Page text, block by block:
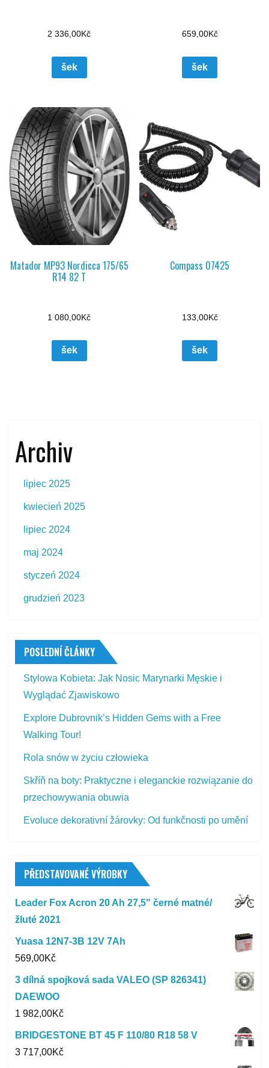
2 336,00Kč
šek
659,00Kč
šek
Matador MP93 Nordicca 175/65
R14 82 T
1 080,00Kč
šek
Compass 07425
133,00Kč
šek
Archiv
lipiec 2025
kwiecień 2025
lipiec 2024
maj 2024
styczeń 2024
grudzień 2023
POSLEDNÍ ČLÁNKY
Stylowa Kobieta: Jak Nosic Marynarki Męskie i
Wyglądać Zjawiskowo
Explore Dubrovnik’s Hidden Gems with a Free
Walking Tour!
Rola snów w życiu człowieka
Skříň na boty: Praktyczne i eleganckie rozwiązanie do
przechowywania obuwia
Evoluce dekorativní žárovky: Od funkčnosti po umění
PŘEDSTAVOVANÉ VÝROBKY
Leader Fox Acron 20 Ah 27,5" černé matné/
žluté 2021
Yuasa 12N7-3B 12V 7Ah
569,00Kč
3 dílná spojková sada VALEO (SP 826341)
DAEWOO
1 982,00Kč
BRIDGESTONE BT 45 F 110/80 R18 58 V
3 717,00Kč